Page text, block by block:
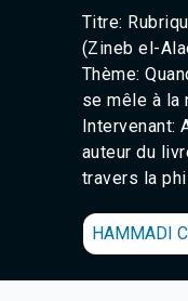
Titre:
(Zineb el-
Thème:
se mêle à la
Intervenant:
auteur du
travers la
HAMMADI